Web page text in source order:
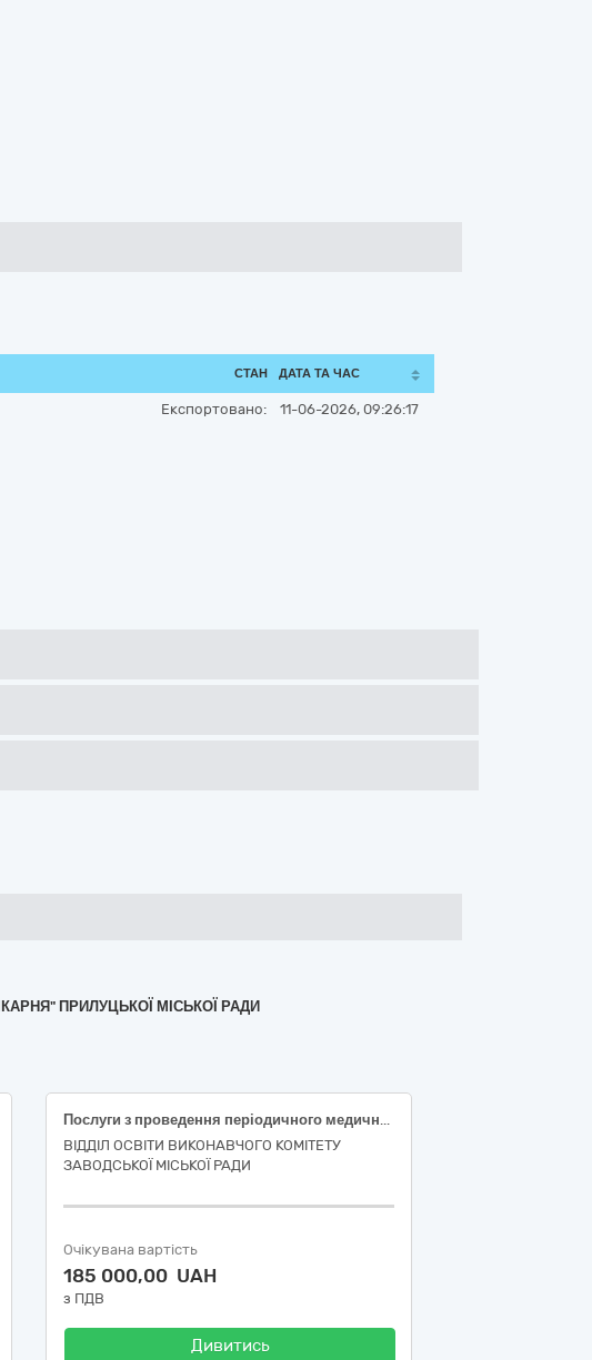
СТАН ДАТА ТА ЧАС
Експортовано: 11-06-2026, 09:26:17
ПРИЛУЦЬКОЇ МІСЬКОЇ РАДИ
Послуги з проведення періодичного медичного огляду працівників закладів освіти (ДК 021:2015 - 85110000-3 Послуги лікувальних закладів та супутні послуги)
ВІДДІЛ ОСВІТИ ВИКОНАВЧОГО КОМІТЕТУ
ЗАВОДСЬКОЇ МІСЬКОЇ РАДИ
Очікувана вартість
185 000,00 UAH
з ПДВ
Дивитись